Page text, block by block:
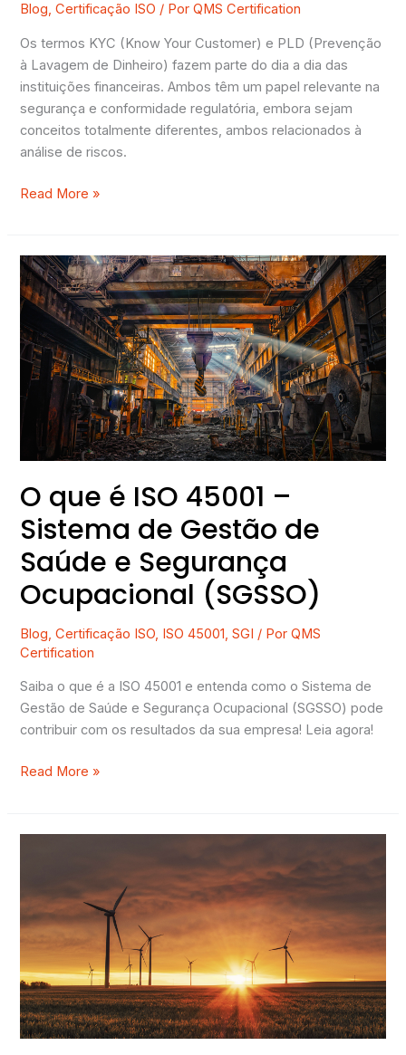
Blog,Certificação ISO / PorQMS Certification
Os termos KYC (Know Your Customer) e PLD (Prevenção
à Lavagem de Dinheiro) fazem parte do dia a dia das
instituições financeiras. Ambos têm um papel relevante na
segurança e conformidade regulatória, embora sejam
conceitos totalmente diferentes, ambos relacionados à
análise de riscos.
Read More »
O que é ISO 45001 –
Sistema de Gestão de
Saúde e Segurança
Ocupacional (SGSSO)
Blog,Certificação ISO, ISO 45001,SGI / PorQMS
Certification
Saiba o que é a ISO 45001 e entenda como o Sistema de
Gestão de Saúde e Segurança Ocupacional (SGSSO) pode
contribuir com os resultados da sua empresa! Leia agora!
O
que
é
ISO
45001
Sistema
Gestão
de
e
Segurança
Ocupacional
(SGSSO)
Read More »
ISO
14001
Sistema
de
Gestão
Ambiental